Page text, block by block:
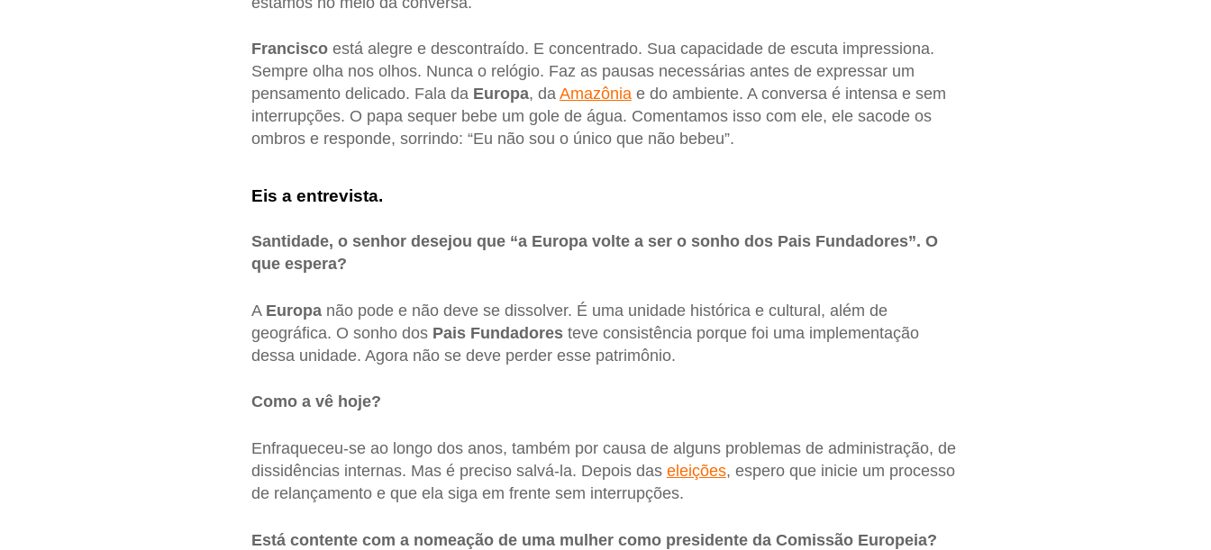
Franciscoestá alegre e descontraído. E concentrado. Sua capacidade de escuta impressiona.
Sempre olha nos olhos. Nunca o relógio. Faz as pausas necessárias antes de expressar um
pensamento delicado. Fala da Europa, da Amazôniae do ambiente. A conversa é intensa e sem
interrupções. O papa sequer bebe um gole de água. Comentamos isso com ele, ele sacode os
ombros e responde, sorrindo: “Eu não sou o único que não bebeu”.
Eis a entrevista.
Santidade, o senhor desejou que “a Europa volte a ser o sonho dos Pais Fundadores”. O
que espera?
A Europanão pode e não deve se dissolver. É uma unidade histórica e cultural, além de
geográfica. O sonho dos Pais Fundadoresteve consistência porque foi uma implementação
dessa unidade. Agora não se deve perder esse patrimônio.
Como a vê hoje?
Enfraqueceu-se ao longo dos anos, também por causa de alguns problemas de administração, de
dissidências internas. Mas é preciso salvá-la. Depois das eleições, espero que inicie um processo
de relançamento e que ela siga em frente sem interrupções.
Está contente com a nomeação de uma mulher como presidente da Comissão Europeia?